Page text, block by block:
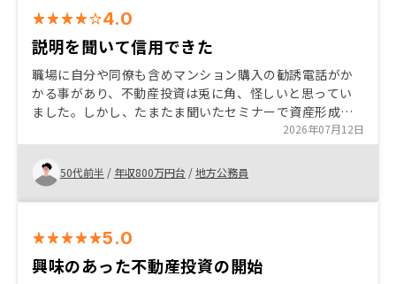
4.0
説明を聞いて信用できた
職場に自分や同僚も含めマンション購入の勧誘電話がか
かる事があり、不動産投資は兎に角、怪しいと思ってい
ました。しかし、たまたま聞いたセミナーで資産形成の
一つとして紹介があったことで興味が出て、実際
RENOSYで何回か説明を聞いて信用できると思えたの
で、結局、2室を一度に購入しました。うまく行くかはこ
れからですが、興味があれば話は聞いてみてもいいと思
います。
2026年07月12日
50代前半 / 年収800万円台 /地方公務員
5.0
興味のあった不動産投資の開始